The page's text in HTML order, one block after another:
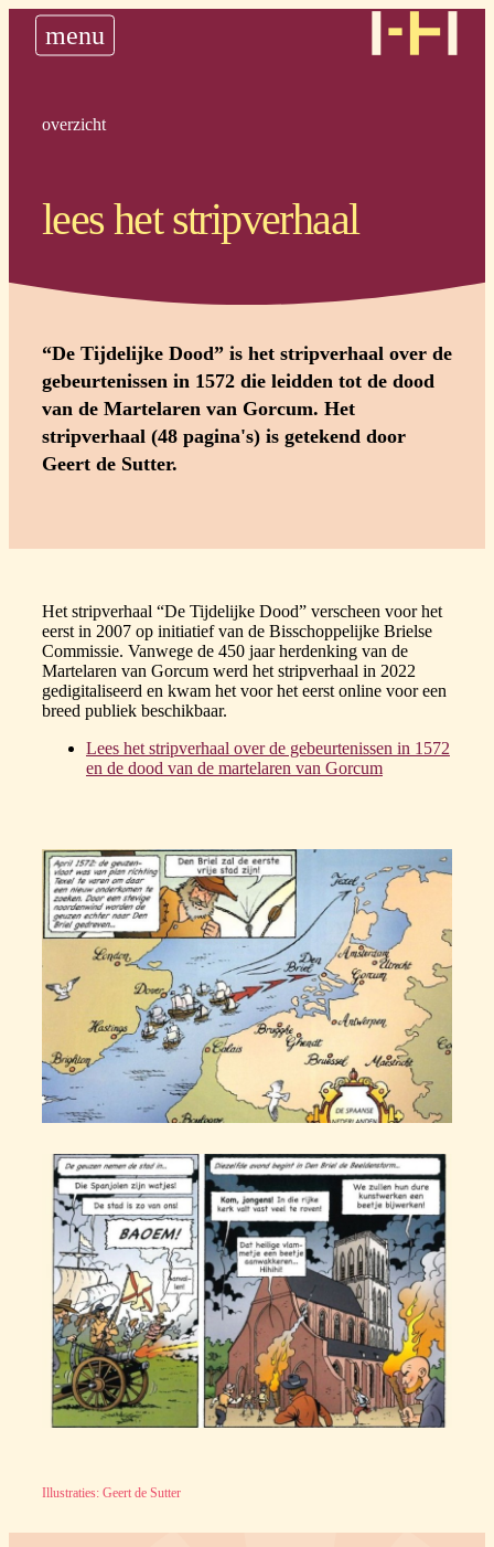
nieuws
historie
plan uw bedevaart
menu
overzicht
lees het stripverhaal
“De Tijdelijke Dood” is het stripverhaal over de
gebeurtenissen in 1572 die leidden tot de dood
van de Martelaren van Gorcum. Het
stripverhaal (48 pagina's) is getekend door
Geert de Sutter.
Het stripverhaal “De Tijdelijke Dood” verscheen voor het
eerst in 2007 op initiatief van de Bisschoppelijke Brielse
Commissie. Vanwege de 450 jaar herdenking van de
Martelaren van Gorcum werd het stripverhaal in 2022
gedigitaliseerd en kwam het voor het eerst online voor een
breed publiek beschikbaar.
Lees het stripverhaal over de gebeurtenissen in 1572
en de dood van de martelaren van Gorcum
Illustraties: Geert de Sutter